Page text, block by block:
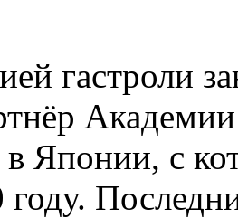
гастроли
Японии, с